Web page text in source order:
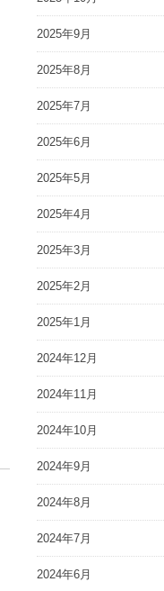
2025年9月
2025年8月
2025年7月
2025年6月
2025年5月
2025年4月
2025年3月
2025年2月
2025年1月
2024年12月
2024年11月
2024年10月
2024年9月
2024年8月
2024年7月
2024年6月